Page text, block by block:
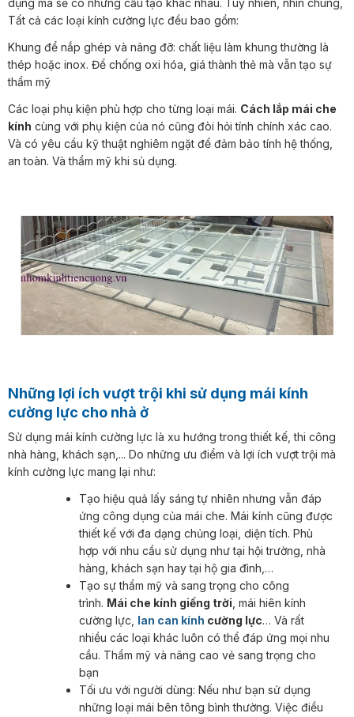
dụng mà sẽ có những cấu tạo khác nhau. Tuy nhiên, nhìn chung,
Tất cả các loại kính cường lực đều bao gồm:
Khung để nắp ghép và nâng đỡ: chất liệu làm khung thường là
thép hoặc inox. Để chống oxi hóa, giá thành thẻ mà vẫn tạo sự
thẩm mỹ
Các loại phụ kiện phù hợp cho từng loại mái. Cách lắp mái che
kính cùng với phụ kiện của nó cũng đòi hỏi tính chính xác cao.
Và có yêu cầu kỹ thuật nghiêm ngặt để đảm bảo tính hệ thống,
an toàn. Và thẩm mỹ khi sủ dụng.
Những lợi ích vượt trội khi sử dụng mái kính
cường lực cho nhà ở
Sử dụng mái kính cường lực là xu hướng trong thiết kế, thi công
nhà hàng, khách sạn,... Do những ưu điểm và lợi ích vượt trội mà
kính cường lực mang lại như:
Tạo hiệu quả lấy sáng tự nhiên nhưng vẫn đáp
ứng công dụng của mái che. Mái kính cũng được
thiết kế với đa dạng chủng loại, diện tích. Phù
hợp với nhu cầu sử dụng như tại hội trường, nhà
hàng, khách sạn hay tại hộ gia đình,…
Tạo sự thẩm mỹ và sang trọng cho công
trình. Mái che kính giếng trời , mái hiên kính
cường lực, lan can kính cường lực… Và rất
nhiều các loại khác luôn có thể đáp ứng mọi nhu
cầu. Thẩm mỹ và nâng cao vẻ sang trọng cho
bạn
Tối ưu với người dùng: Nếu như bạn sử dụng
những loại mái bên tông bình thường. Việc điều